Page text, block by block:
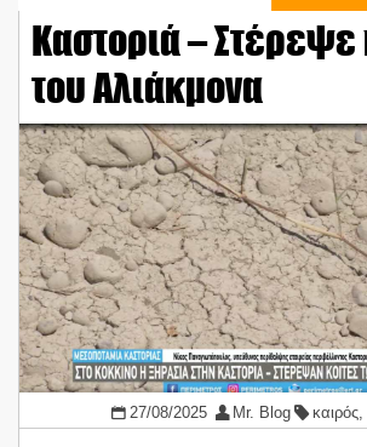
Καστοριά – Στέρεψε
του Αλιάκμονα
27/08/2025 Mr. Blog καιρός,